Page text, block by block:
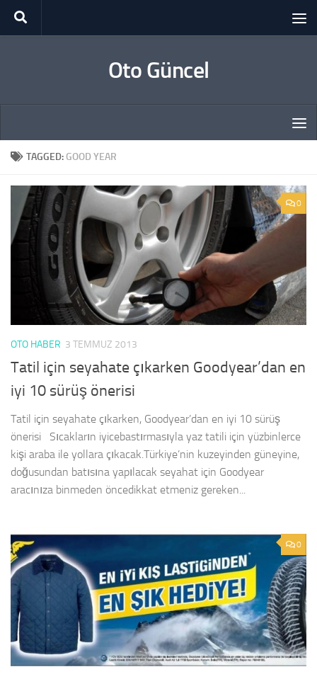
Skip to content
Oto Güncel
TAGGED: GOOD YEAR
0
OTO HABER 3 TEMMUZ 2013
Tatil için seyahate çıkarken Goodyear’dan en
iyi 10 sürüş önerisi
Tatil için seyahate çıkarken, Goodyear’dan en iyi 10 sürüş
önerisi Sıcakların iyicebastırmasıyla yaz tatili için yüzbinlerce
kişi araba ile yollara çıkacak.Türkiye’nin kuzeyinden güneyine,
doğusundan batısına yapılacak seyahat için Goodyear
aracınıza binmeden öncedikkat etmeniz gereken...
0